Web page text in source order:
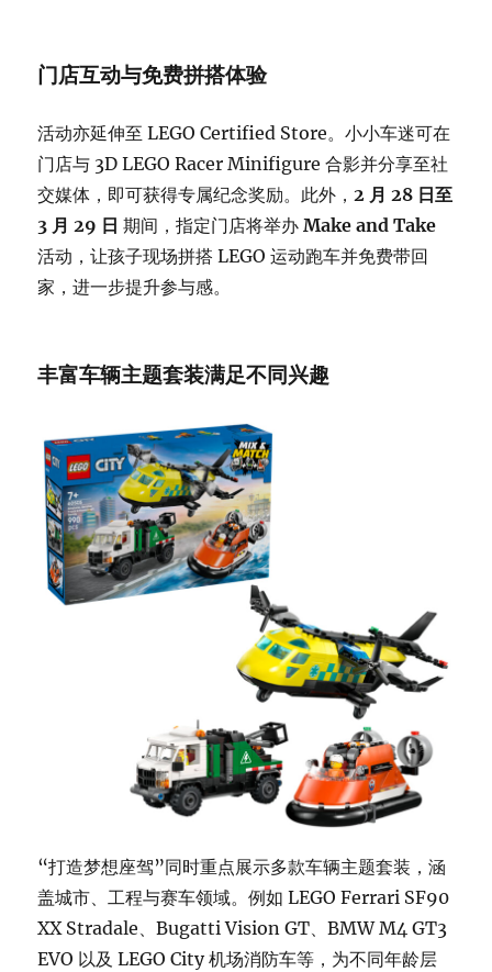
门店互动与免费拼搭体验
活动亦延伸至 LEGO Certified Store。小小车迷可在
门店与 3D LEGO Racer Minifigure 合影并分享至社
交媒体，即可获得专属纪念奖励。此外，2 月 28 日至
3 月 29 日 期间，指定门店将举办Make and Take
活动，让孩子现场拼搭 LEGO 运动跑车并免费带回
家，进一步提升参与感。
丰富车辆主题套装满足不同兴趣
“打造梦想座驾”同时重点展示多款车辆主题套装，涵
盖城市、工程与赛车领域。例如 LEGO Ferrari SF90
XX Stradale、Bugatti Vision GT、BMW M4 GT3
EVO 以及 LEGO City 机场消防车等，为不同年龄层